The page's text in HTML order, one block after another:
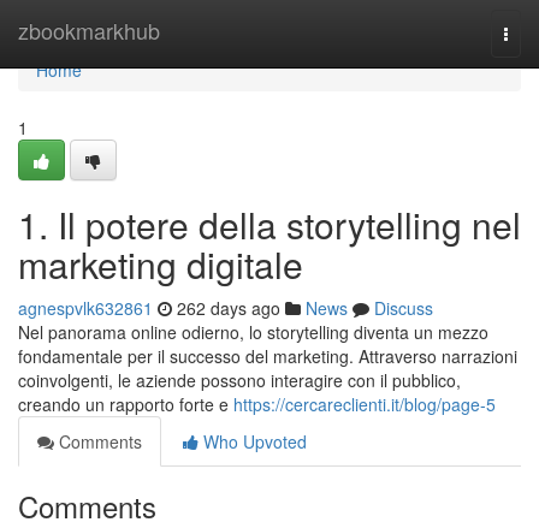
zbookmarkhub
Home
Home
1
1. Il potere della storytelling nel
marketing digitale
agnespvlk632861 262 days ago News
Discuss
Nel panorama online odierno, lo storytelling diventa un mezzo
fondamentale per il successo del marketing. Attraverso narrazioni
coinvolgenti, le aziende possono interagire con il pubblico,
creando un rapporto forte e https://cercareclienti.it/blog/page-5
Comments
Who Upvoted
Comments